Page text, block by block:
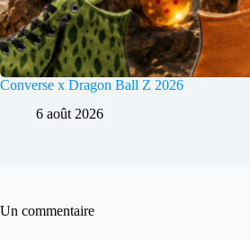
Converse x Dragon Ball Z 2026
6 août 2026
Un commentaire